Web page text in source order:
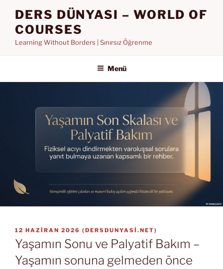
DERS DÜNYASI – WORLD OF
COURSES
Learning Without Borders | Sınırsız Öğrenme
Menü
YAYIM
TARIHI
12 HAZIRAN 2026 (DERSDUNYASI.NET)
Yaşamın Sonu ve Palyatif Bakım –
Yaşamın sonuna gelmeden önce